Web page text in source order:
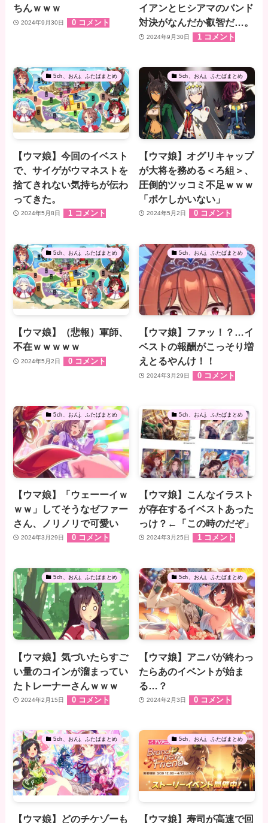
ちんｗｗｗ
2024年9月30日 0 コメント
イアンとヒシアマのバンド
対決がなんだか叡智だ…。
2024年9月30日 1 コメント
5ch、おんj、ふたばまとめ
【ウマ娘】今回のイベスト
で、サイゲがウマネストを
捨てきれない気持ちが伝わ
ってきた。
2024年5月8日 1 コメント
5ch、おんj、ふたばまとめ
【ウマ娘】オグリキャップ
が大将を務める＜ろ組＞、
圧倒的ツッコミ不足ｗｗｗ
「ボケしかいない」
2024年5月2日 0 コメント
5ch、おんj、ふたばまとめ
【ウマ娘】（悲報）軍師、
不在ｗｗｗｗｗ
2024年5月2日 0 コメント
5ch、おんj、ふたばまとめ
【ウマ娘】ファッ！？…イ
ベストの報酬がこっそり増
えとるやんけ！！
2024年3月29日 0 コメント
5ch、おんj、ふたばまとめ
【ウマ娘】「ウェーーイｗ
ｗｗ」してそうなゼファー
さん、ノリノリで可愛い
2024年3月29日 0 コメント
5ch、おんj、ふたばまとめ
【ウマ娘】こんなイラスト
が存在するイベストあった
っけ？←「この時のだぞ」
2024年3月25日 1 コメント
5ch、おんj、ふたばまとめ
【ウマ娘】気づいたらすご
い量のコインが溜まってい
たトレーナーさんｗｗｗ
2024年2月15日 0 コメント
5ch、おんj、ふたばまとめ
【ウマ娘】アニバが終わっ
たらあのイベントが始ま
る…？
2024年2月3日 0 コメント
5ch、おんj、ふたばまとめ
【ウマ娘】どのチケゾーも
5ch、おんj、ふたばまとめ
【ウマ娘】寿司が高速で回